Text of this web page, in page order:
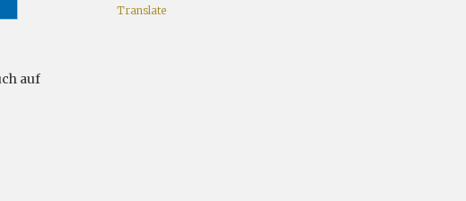
auf
Translate